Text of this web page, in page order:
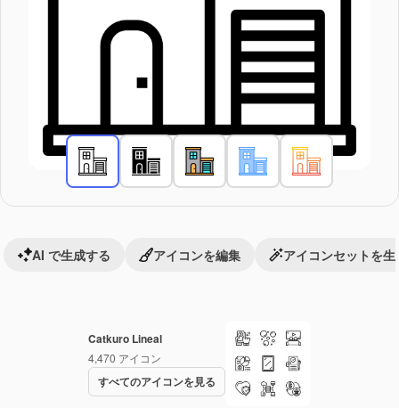
Catkuro Lineal
4,470 アイコン
すべてのアイコンを見る
AI で生成する アイコンを編集 アイコンセットを生